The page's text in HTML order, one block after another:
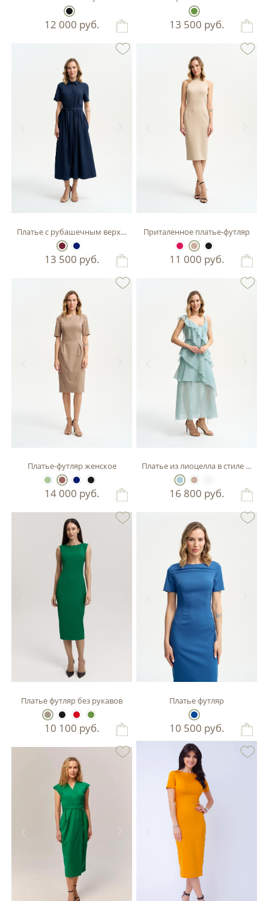
12 000 руб. 13 500 руб.
Платье с рубашечным верхом
13 500 руб.
Приталенное платье-футляр
11 000 руб.
Платье-футляр женское
14 000 руб.
Платье из лиоцелла в стиле бохо
16 800 руб.
Платье футляр без рукавов
10 100 руб.
Платье футляр
10 500 руб.